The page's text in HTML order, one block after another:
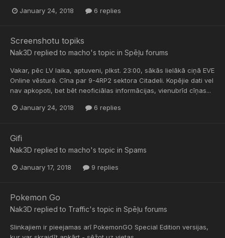
January 24, 2018 6 replies
Screenshotu topiks
Nak3D replied to macho's topic in Spēļu forums
Vakar, pēc LV laika, aptuveni, plkst. 23:00, sākās lielākā ciņā EVE
Online vēsturē. Cīna par 9-4RP2 sektora Citadeli. Kopējie dati vel
nav apkopoti, bet bēt neoficiālas informācijas, vienubrīd cīņas...
January 24, 2018 6 replies
Gifi
Nak3D replied to macho's topic in Spams
January 17, 2018 9 replies
Pokemon Go
Nak3D replied to Traffic's topic in Spēļu forums
Slinkajiem ir pieejamas arī PokemonGO Special Edition versijas,